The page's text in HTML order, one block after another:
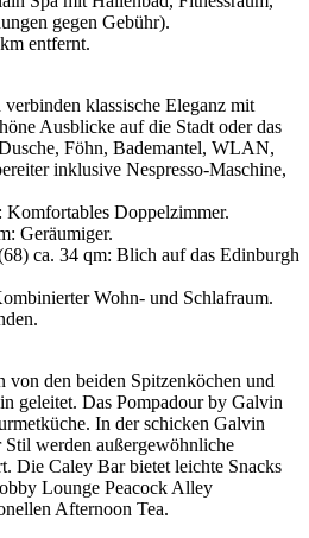
gegen Gebühr).
entfernt.
klassische Eleganz mit
Ausblicke auf die Stadt oder das
Föhn, Bademantel, WLAN,
inklusive Nespresso-Maschine,
Doppelzimmer.
Geräumiger.
ca. 34 qm: Blich auf das Edinburgh
Wohn- und Schlafraum.
von den beiden Spitzenköchen und
geleitet. Das Pompadour by Galvin
In der schicken Galvin
werden außergewöhnliche
Die Caley Bar bietet leichte Snacks
Lounge Peacock Alley
Afternoon Tea.